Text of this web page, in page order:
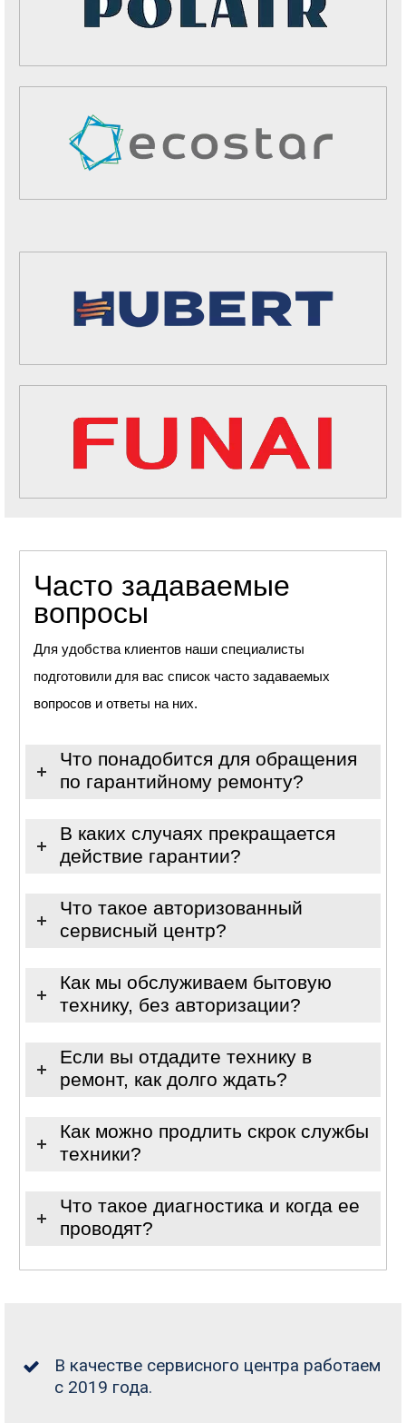
Часто задаваемые
вопросы
Для удобства клиентов наши специалисты
подготовили для вас список часто задаваемых
вопросов и ответы на них.
Что понадобится для обращения
по гарантийному ремонту?
В каких случаях прекращается
действие гарантии?
Что такое авторизованный
сервисный центр?
Как мы обслуживаем бытовую
технику, без авторизации?
Если вы отдадите технику в
ремонт, как долго ждать?
Как можно продлить скрок службы
техники?
Что такое диагностика и когда ее
проводят?
В качестве сервисного центра работаем
с 2019 года.